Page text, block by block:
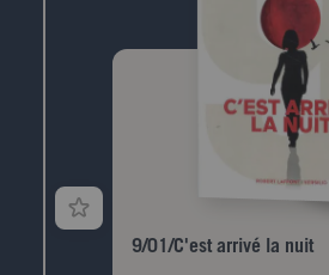
liberté des années 80, jusqu'à
9/01/C'est arrivé la nuit